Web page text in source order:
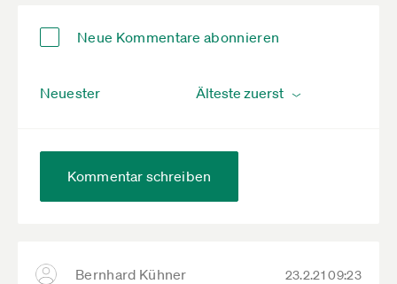
Neue Kommentare abonnieren
Neuester
Kommentar schreiben
Bernhard Kühner 23.2.21 09:23